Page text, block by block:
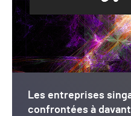
Les entreprises
confrontées à